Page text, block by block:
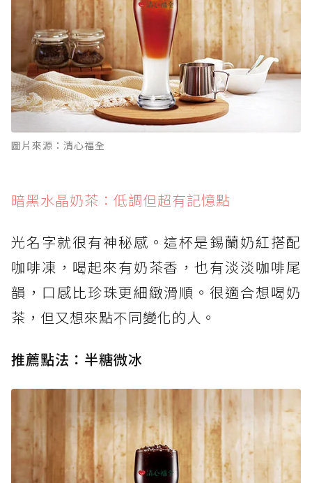
圖片來源：清心福全
暗黑水晶奶茶：低調但超有記憶點
光名字就很有神秘感。這杯是錫蘭奶紅搭配
咖啡凍，喝起來有奶茶香，也有淡淡咖啡尾
韻，口感比珍珠更細緻滑順。很適合想喝奶
茶，但又想來點不同變化的人。
推薦點法：半糖微冰